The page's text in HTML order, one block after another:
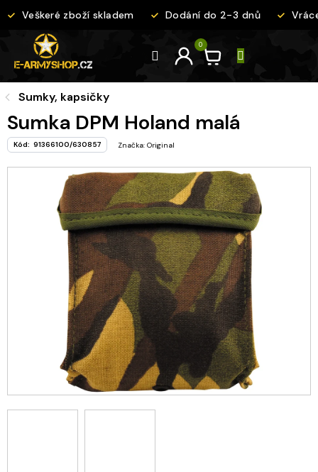
na
Veškeré zboží skladem Dodání do 2-3 dnů
Sumky, kapsičky
Sumka DPM Holand malá
Kód: 91366100/630857 Značka: Original